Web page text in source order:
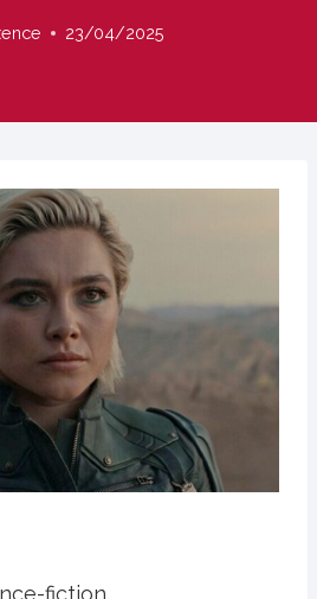
23/04/2025
fiction